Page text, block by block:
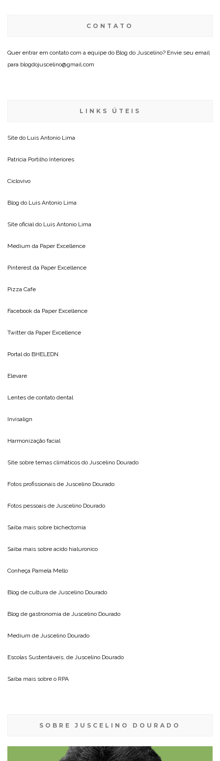
CONTATO
Quer entrar em contato com a equipe do Blog do Juscelino? Envie seu email
para blogdojuscelino@gmail.com
LINKS ÚTEIS
Site do Luis Antonio Lima
Patricia Portilho Interiores
Ciclovivo
Blog do Luis Antonio Lima
Site oficial do Luis Antonio Lima
Medium da Paper Excellence
Pinterest da Paper Excellence
Pizza Cafe
Facebook da Paper Excellence
Twitter da Paper Excellence
Portal do BHELEDN
Elevare
Lentes de contato dental
Invisalign
Harmonização facial
Site sobre temas climáticos do Juscelino Dourado
Fotos profissionais de Juscelino Dourado
Fotos pessoais de Juscelino Dourado
Saiba mais sobre bichectomia
Saiba mais sobre acido hialuronico
Conheça Pamela Mello
Blog de cultura de Juscelino Dourado
Blog de gastronomia de Juscelino Dourado
Medium de Juscelino Dourado
Escolas Sustentáveis, de Juscelino Dourado
Saiba mais sobre o RPA
SOBRE JUSCELINO DOURADO